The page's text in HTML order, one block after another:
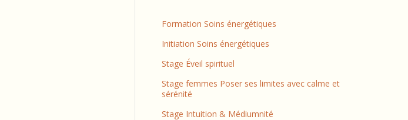
Formation Soins énergétiques
Initiation Soins énergétiques
Stage Éveil spirituel
Stage femmes Poser ses limites avec calme et
sérénité
Stage Intuition & Médiumnité